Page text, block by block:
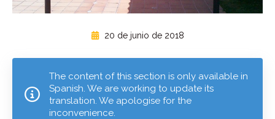
20 de junio de 2018
The content of this section is only available in
Spanish. We are working to update its
translation. We apologise for the
inconvenience.